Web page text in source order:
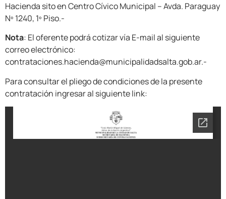
Hacienda sito en Centro Cívico Municipal – Avda. Paraguay
Nº 1240, 1º Piso.-
Nota: El oferente podrá cotizar vía E-mail al siguiente
correo electrónico:
contrataciones.hacienda@municipalidadsalta.gob.ar.-
Para consultar el pliego de condiciones de la presente
contratación ingresar al siguiente link: